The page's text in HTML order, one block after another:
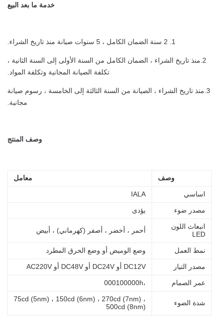
خدمة ما بعد البيع
1. 2 سنة الضمان الكامل ، 5 سنوات صيانة منذ تاريخ الشراء.
2.منذ تاريخ الشراء ، الضمان الكامل من السنة الأولى إلى السنة الثانية ،
تكلفة الصيانة المجانية وتكلفة المواد.
3.منذ تاريخ الشراء ، الصيانة من السنة الثالثة إلى الخامسة ، رسوم صيانة
مجانية.
وصف المنتج
وصف معامل
اساسي IALA
مصدر ضوء يؤدى
انبعاث اللون
LED
أحمر ، أخضر ، أصفر (كهرماني) ، أبيض
نمط العمل وضع الوميض أو وضع الحرق المطرد
مصدر التيار DC12V أو DC24V أو DC48V أو AC220V
عمر الصمام ،000100000h
شدة الضوء
75cd (5nm) ، 150cd (6nm) ، 270cd (7nm) ،
500cd (8nm)